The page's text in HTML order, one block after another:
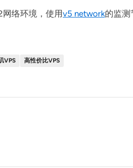
络环境，使用v5 network的监测
VPS 高性价比VPS